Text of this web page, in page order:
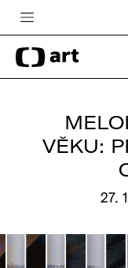
Česká televize
Zpravodajství
iVysílání
edu
VĚKU:
27.